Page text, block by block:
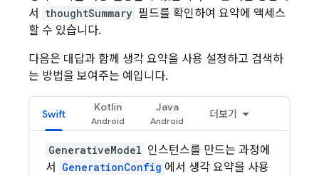
서
thoughtSummary 필드를 확인하여 요약에 액세스
할 수 있습니다.
다음은 대답과 함께 생각 요약을 사용 설정하고 검색하
는 방법을 보여주는 예입니다.
Swift
Kotlin Java
더보기
GenerativeModel 인스턴스를 만드는 과정에
서
GenerationConfig 에서 생각 요약을 사용